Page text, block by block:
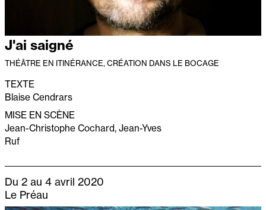
J'ai saigné
THÉÂTRE EN ITINÉRANCE, CRÉATION DANS LE BOCAGE
TEXTE
Blaise Cendrars
MISE EN SCÈNE
Jean-Christophe Cochard, Jean-Yves
Ruf
Du 2 au 4 avril 2020
Le Préau